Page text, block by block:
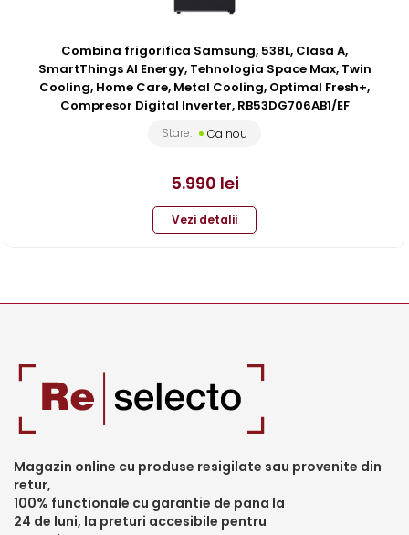
Combina frigorifica Samsung, 538L, Clasa A,
SmartThings AI Energy, Tehnologia Space Max, Twin
Cooling, Home Care, Metal Cooling, Optimal Fresh+,
Compresor Digital Inverter, RB53DG706AB1/EF
Stare: Ca nou
5.990 lei
Vezi detalii
Magazin online cu produse resigilate sau provenite din
retur,
100% functionale cu garantie de pana la
24 de luni, la preturi accesibile pentru